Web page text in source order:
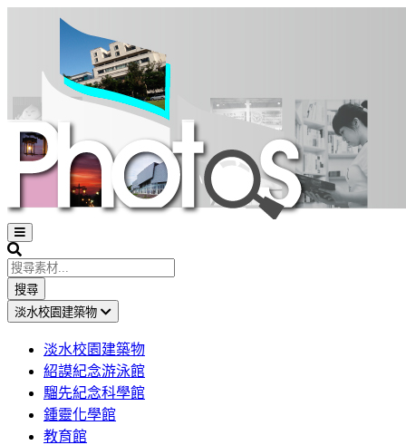
Open
sidebar
Search
搜尋
淡水校園建築物
淡水校園建築物
紹謨紀念游泳館
騮先紀念科學館
鍾靈化學館
教育館